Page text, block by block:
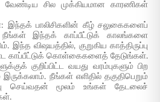
சில முக்கியமான காரணிகள்
இந்தக் பாலிசிகளின் கீழ் சலுகைகளைப்
நீங்கள் இந்தக் காப்பீட்டுக் காலங்களை
இந்த விஷயத்தில், குறுகிய காத்திருப்பு
கொள்கைகளைத் தேடுங்கள்.
குறிப்பிட்ட வயது வரம்புகளும் பிற
இருக்கலாம். நீங்கள் எளிதில் தகுதிபெறும்
செய்வதன் மூலம் உங்கள் தேடலைச்